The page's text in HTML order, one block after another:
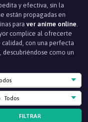
y efectiva, sin la
están propagadas en
para ver anime online.
complice al ofrecerte
con una perfecta
descubriéndose como un
Todos
FILTRAR